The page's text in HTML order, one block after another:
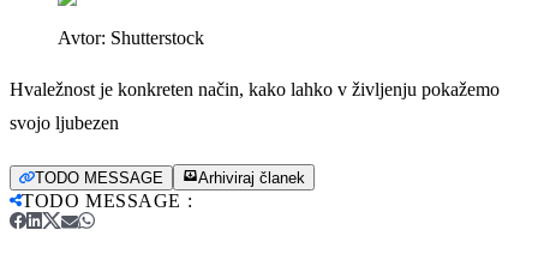
Avtor: Shutterstock
Hvaležnost je konkreten način, kako lahko v življenju pokažemo
svojo ljubezen
TODO MESSAGE Arhiviraj članek
TODO MESSAGE :